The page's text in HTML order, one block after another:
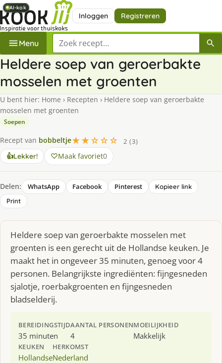
Inloggen Registreren
Menu Zoek een recept
Heldere soep van geroerbakte
mosselen met groenten
U bent hier: Home › Recepten › Heldere soep van geroerbakte
mosselen met groenten
Soepen
Recept van bobbeltje★★☆☆☆
2 (3)
👍Lekker! Maak favoriet0
Delen: WhatsApp Facebook Pinterest
Kopieer link
Print
Heldere soep van geroerbakte mosselen met
groenten is een gerecht uit de Hollandse keuken. Je
maakt het in ongeveer 35 minuten, genoeg voor 4
personen. Belangrijkste ingrediënten: fijngesneden
sjalotje, roerbakgroenten en fijngesneden
bladselderij.
BEREIDINGSTIJD
35 minuten
AANTAL PERSONEN
4
MOEILIJKHEID
Makkelijk
KEUKEN
Hollandse
HERKOMST
Nederland
AI-kok
AI-kok
AI-kok
AI-kok
AI-kok